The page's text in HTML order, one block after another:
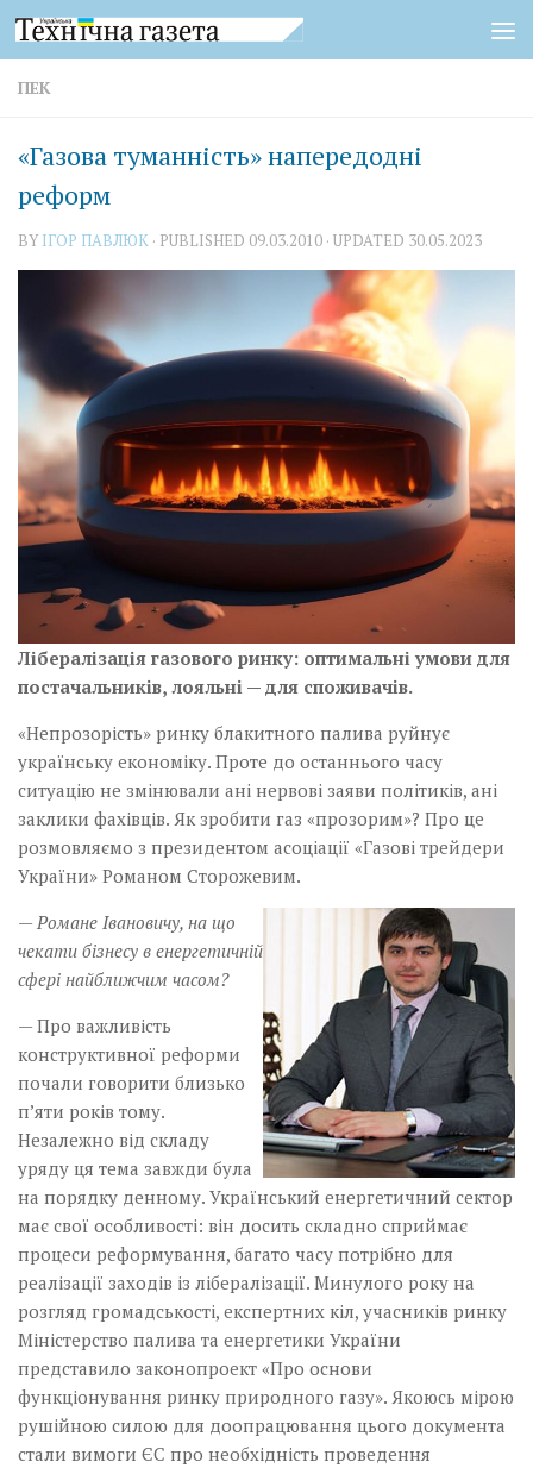
Skip to content
ПЕК
«Газова туманність» напередодні
реформ
BY ІГОР ПАВЛЮК · PUBLISHED 09.03.2010 · UPDATED 30.05.2023
Лібералізація газового ринку: оптимальні умови для
постачальників, лояльні — для споживачів.
«Непрозорість» ринку блакитного палива руйнує
українську економіку. Проте до останнього часу
ситуацію не змінювали ані нервові заяви політиків, ані
заклики фахівців. Як зробити газ «прозорим»? Про це
розмовляємо з президентом асоціації «Газові трейдери
України» Романом Сторожевим.
— Романе Івановичу, на що
чекати бізнесу в енергетичній
сфері найближчим часом?
— Про важливість
конструктивної реформи
почали говорити близько
п’яти років тому.
Незалежно від складу
уряду ця тема завжди була
на порядку денному. Український енергетичний сектор
має свої особливості: він досить складно сприймає
процеси реформування, багато часу потрібно для
реалізації заходів із лібералізації. Минулого року на
розгляд громадськості, експертних кіл, учасників ринку
Міністерство палива та енергетики України
представило законопроект «Про основи
функціонування ринку природного газу». Якоюсь мірою
рушійною силою для доопрацювання цього документа
стали вимоги ЄС про необхідність проведення